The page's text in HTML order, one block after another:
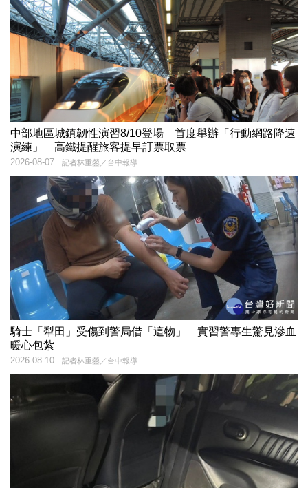
中部地區城鎮韌性演習8/10登場 首度舉辦「行動網路降速
演練」 高鐵提醒旅客提早訂票取票
記者林重鎣／台中報導
2026-08-07
騎士「犁田」受傷到警局借「這物」 實習警專生驚見滲血
暖心包紮
記者林重鎣／台中報導
2026-08-10